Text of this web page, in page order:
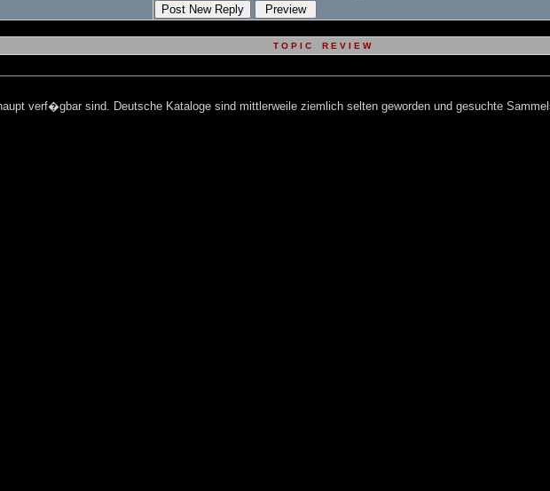
T O P I C R E V I E W
verf�gbar sind. Deutsche Kataloge sind mittlerweile ziemlich selten geworden und gesuchte